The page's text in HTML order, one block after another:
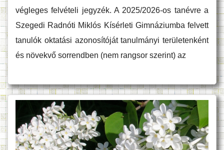
végleges felvételi jegyzék. A 2025/2026-os tanévre a
Szegedi Radnóti Miklós Kísérleti Gimnáziumba felvett
tanulók oktatási azonosítóját tanulmányi területenként
és növekvő sorrendben (nem rangsor szerint) az